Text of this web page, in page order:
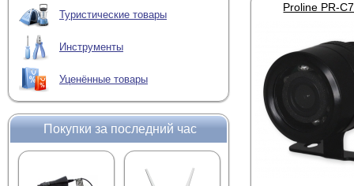
Туристические товары
Инструменты
Уценённые товары
Покупки за последний час
Proline PR-